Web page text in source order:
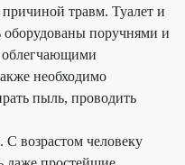
травм. Туалет и
поручнями и
облегчающими
необходимо
пыль, проводить
возрастом человеку